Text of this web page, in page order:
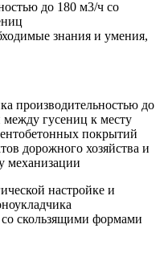
до 180 м3/ч со
знания и умения,
производительностью до
гусениц к месту
покрытий
дорожного хозяйства и
механизации
настройке и
скользящими формами